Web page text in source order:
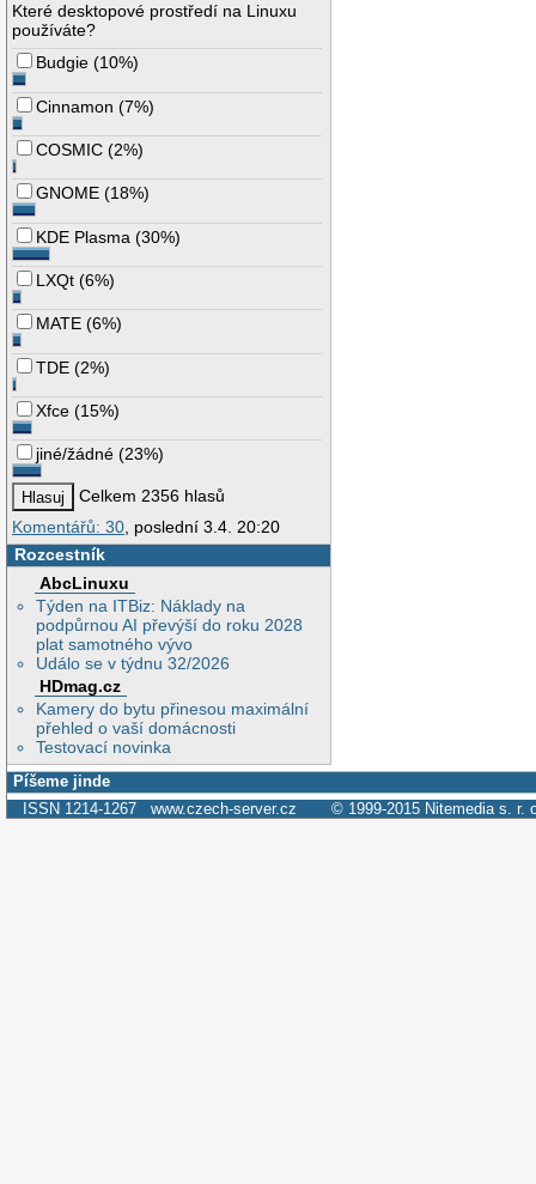
Které desktopové prostředí na Linuxu
používáte?
Budgie (10%)
Cinnamon (7%)
COSMIC (2%)
GNOME (18%)
KDE Plasma (30%)
LXQt (6%)
MATE (6%)
TDE (2%)
Xfce (15%)
jiné/žádné (23%)
Celkem 2356 hlasů
Komentářů: 30 , poslední 3.4. 20:20
Rozcestník
AbcLinuxu
Týden na ITBiz: Náklady na
podpůrnou AI převýší do roku 2028
plat samotného vývo
Událo se v týdnu 32/2026
HDmag.cz
Kamery do bytu přinesou maximální
přehled o vaší domácnosti
Testovací novinka
Píšeme jinde
ISSN 1214-1267 www.czech-server.cz © 1999-2015 Nitemedia s. r.